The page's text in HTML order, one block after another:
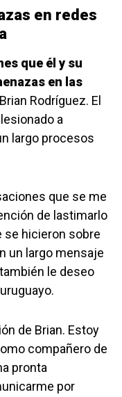
en redes
que él y su
en las
Rodríguez. El
a
largo procesos
que se me
de lastimarlo
se hicieron sobre
un largo mensaje
le deseo
de Brian. Estoy
compañero de
pronta
por